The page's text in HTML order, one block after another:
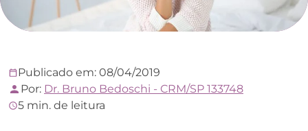
Publicado em: 08/04/2019
Por: Dr. Bruno Bedoschi - CRM/SP 133748
5 min. de leitura